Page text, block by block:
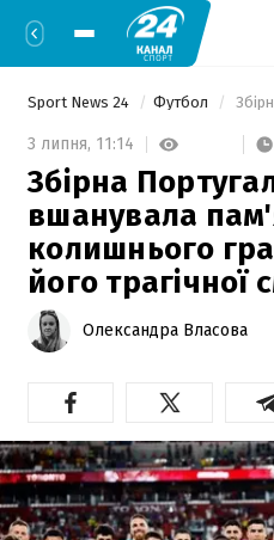
Sport News 24 Футбол
3 липня, 11:14
Збірна
вшанувала
колишнього
його трагічної
Олександра Власова